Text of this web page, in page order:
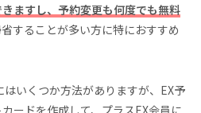
ますし、予約変更も何度でも無料
することが多い方に特におすすめ
いくつか方法がありますが、EX予
ードを作成して、プラスEX会員に